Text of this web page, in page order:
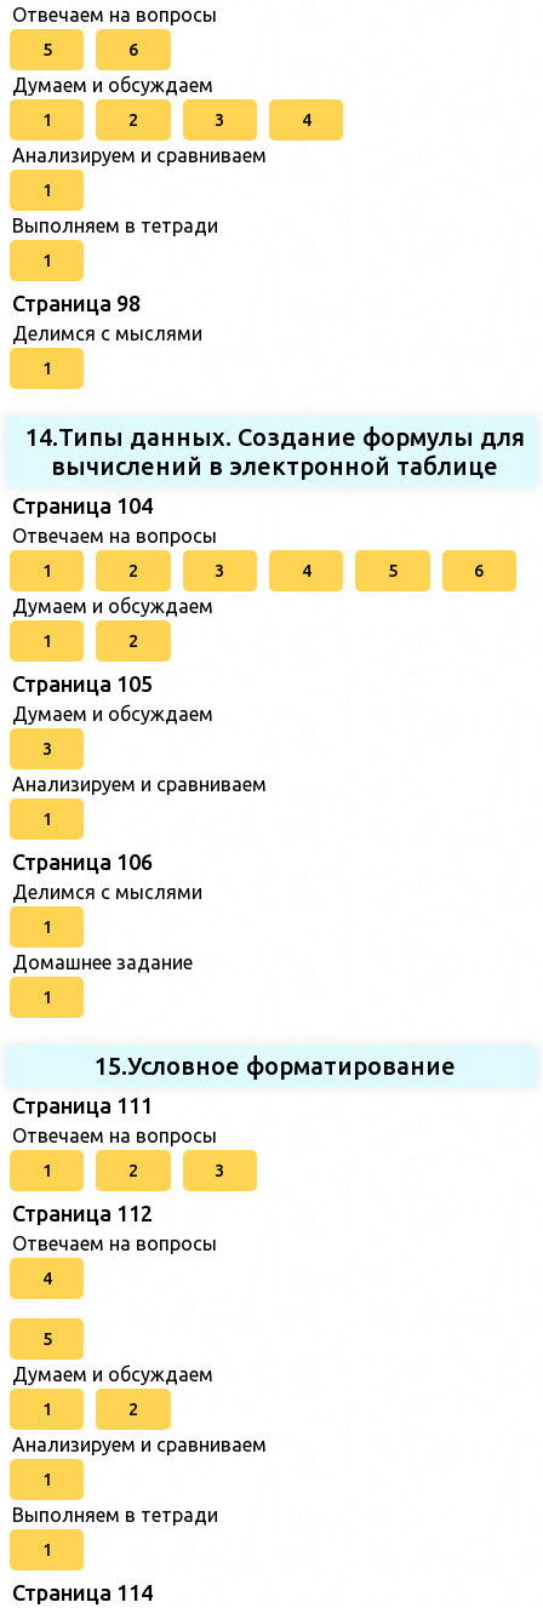
Отвечаем на вопросы
5 6
Думаем и обсуждаем
1 2 3 4
Анализируем и сравниваем
1
Выполняем в тетради
1
Страница 98
Делимся с мыслями
1
14.Типы данных. Создание формулы для
вычислений в электронной таблице
Страница 104
Отвечаем на вопросы
1 2 3 4 5 6
Думаем и обсуждаем
1 2
Страница 105
Думаем и обсуждаем
3
Анализируем и сравниваем
1
Страница 106
Делимся с мыслями
1
Домашнее задание
1
15.Условное форматирование
Страница 111
Отвечаем на вопросы
1 2 3
Страница 112
Отвечаем на вопросы
4
5
Думаем и обсуждаем
1 2
Анализируем и сравниваем
1
Выполняем в тетради
1
Страница 114